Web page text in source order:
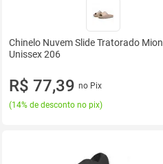
Chinelo Nuvem Slide Tratorado Mion
Unissex 206
R$ 77,39 no Pix
(14% de desconto no pix)